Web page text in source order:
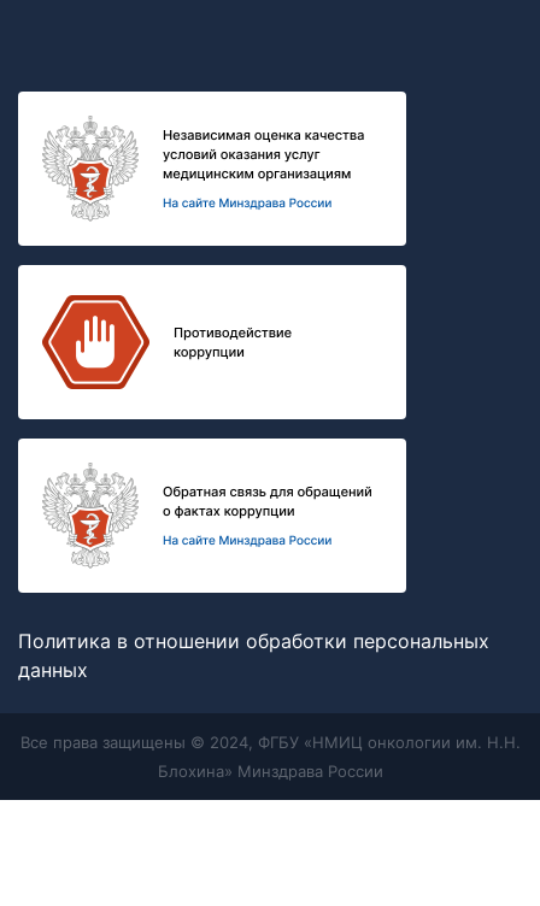
Политика в отношении обработки персональных
данных
Все права защищены © 2024, ФГБУ «НМИЦ онкологии им. Н.Н.
Блохина» Минздрава России